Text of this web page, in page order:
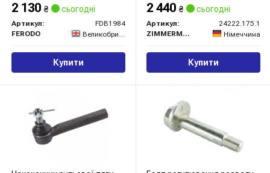
2 130 ₴ сьогодні
Артикул:
FDB1984
FERODO
Великобританія
Купити
2 440 ₴ сьогодні
Артикул:
24222.175.1
ZIMMERMANN
Німеччина
Купити